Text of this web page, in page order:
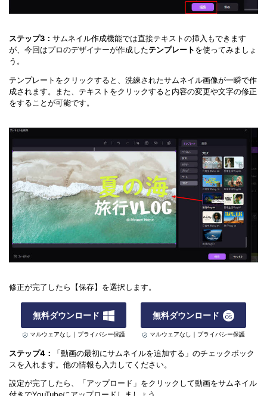
ステップ3： サムネイル作成機能では直接テキストの挿入もできます
が、今回はプロのデザイナーが作成したテンプレート を使ってみましょ
う。
テンプレートをクリックすると、洗練されたサムネイル画像が一瞬で作
成されます。また、テキストをクリックすると内容の変更や文字の修正
をすることが可能です。
修正が完了したら【保存】を選択します。
無料ダウンロード
マルウェアなし｜プライバシー保護
無料ダウンロード
マルウェアなし｜プライバシー保護
ステップ4：
「動画の最初にサムネイルを追加する」のチェックボック
スを入れます。他の情報も入力してください。
設定が完了したら、「アップロード」をクリックして動画をサムネイル